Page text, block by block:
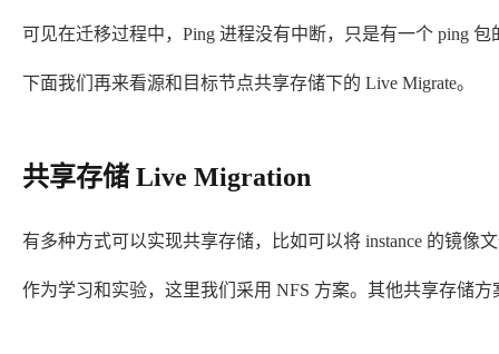
可见在迁移过程中，Ping 进程没有中断，只是有一个 ping 包
下面我们再来看源和目标节点共享存储下的 Live Migrate。
共享存储 Live Migration
有多种方式可以实现共享存储，比如可以将 instance 的镜像
作为学习和实验，这里我们采用 NFS 方案。其他共享存储